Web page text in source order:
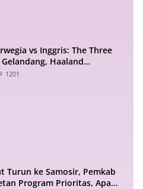
vs Inggris: The Three
Haaland
1201
Turun ke Samosir, Pemkab
Program Prioritas, Apa